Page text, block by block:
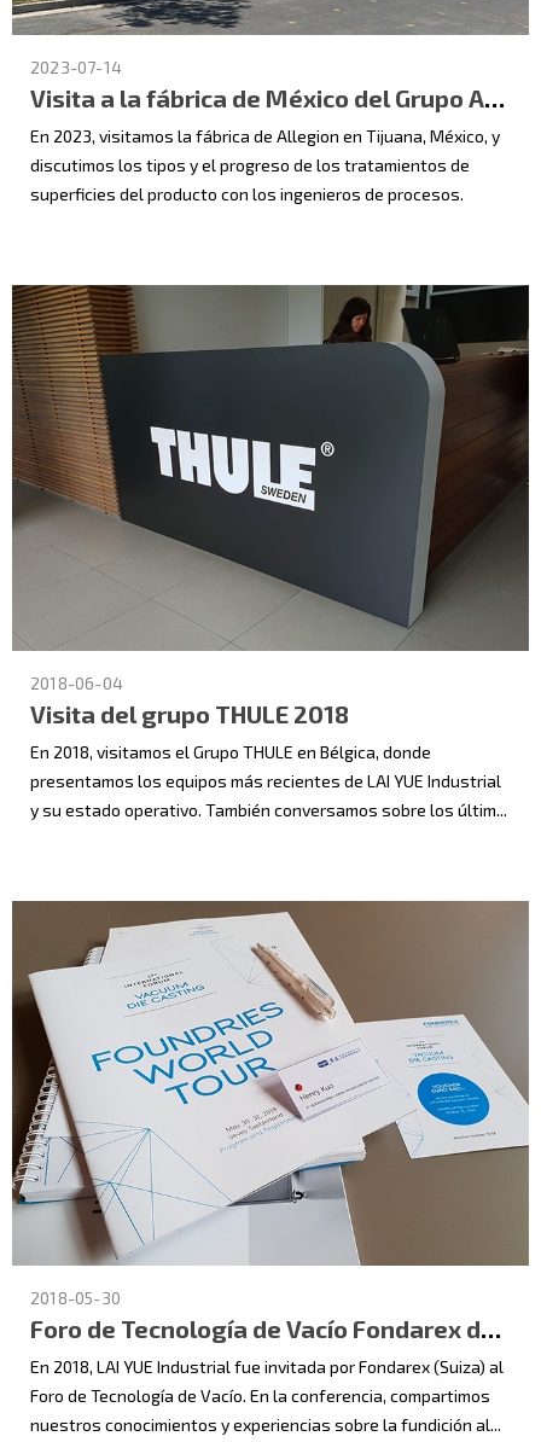
2023-07-14
Visita a la fábrica de México del Grupo ALLEGION en EE. UU. en 2023
En 2023, visitamos la fábrica de Allegion en Tijuana, México, y
discutimos los tipos y el progreso de los tratamientos de
superficies del producto con los ingenieros de procesos.
2018-06-04
Visita del grupo THULE 2018
En 2018, visitamos el Grupo THULE en Bélgica, donde
presentamos los equipos más recientes de LAI YUE Industrial
y su estado operativo. También conversamos sobre los últim...
2018-05-30
Foro de Tecnología de Vacío Fondarex de Suiza 2018
En 2018, LAI YUE Industrial fue invitada por Fondarex (Suiza) al
Foro de Tecnología de Vacío. En la conferencia, compartimos
nuestros conocimientos y experiencias sobre la fundición al...